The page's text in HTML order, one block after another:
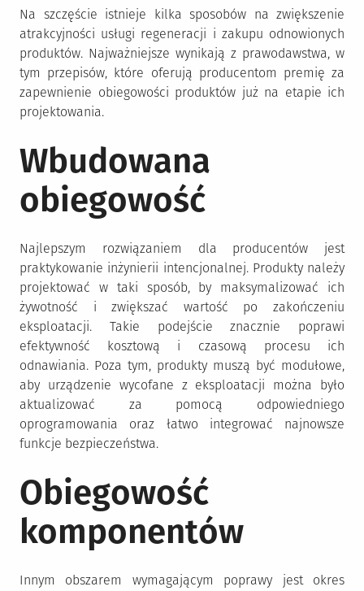
Na szczęście istnieje kilka sposobów na zwiększenie
atrakcyjności usługi regeneracji i zakupu odnowionych
produktów. Najważniejsze wynikają z prawodawstwa, w
tym przepisów, które oferują producentom premię za
zapewnienie obiegowości produktów już na etapie ich
projektowania.
Wbudowana
obiegowość
Najlepszym rozwiązaniem dla producentów jest
praktykowanie inżynierii intencjonalnej. Produkty należy
projektować w taki sposób, by maksymalizować ich
żywotność i zwiększać wartość po zakończeniu
eksploatacji. Takie podejście znacznie poprawi
efektywność kosztową i czasową procesu ich
odnawiania. Poza tym, produkty muszą być modułowe,
aby urządzenie wycofane z eksploatacji można było
aktualizować za pomocą odpowiedniego
oprogramowania oraz łatwo integrować najnowsze
funkcje bezpieczeństwa.
Obiegowość
komponentów
Innym obszarem wymagającym poprawy jest okres